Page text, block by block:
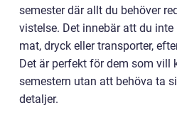
semester där allt du behöver
vistelse. Det innebär att du
mat, dryck eller transporter,
Det är perfekt för dem som vill
semestern utan att behöva ta
detaljer.